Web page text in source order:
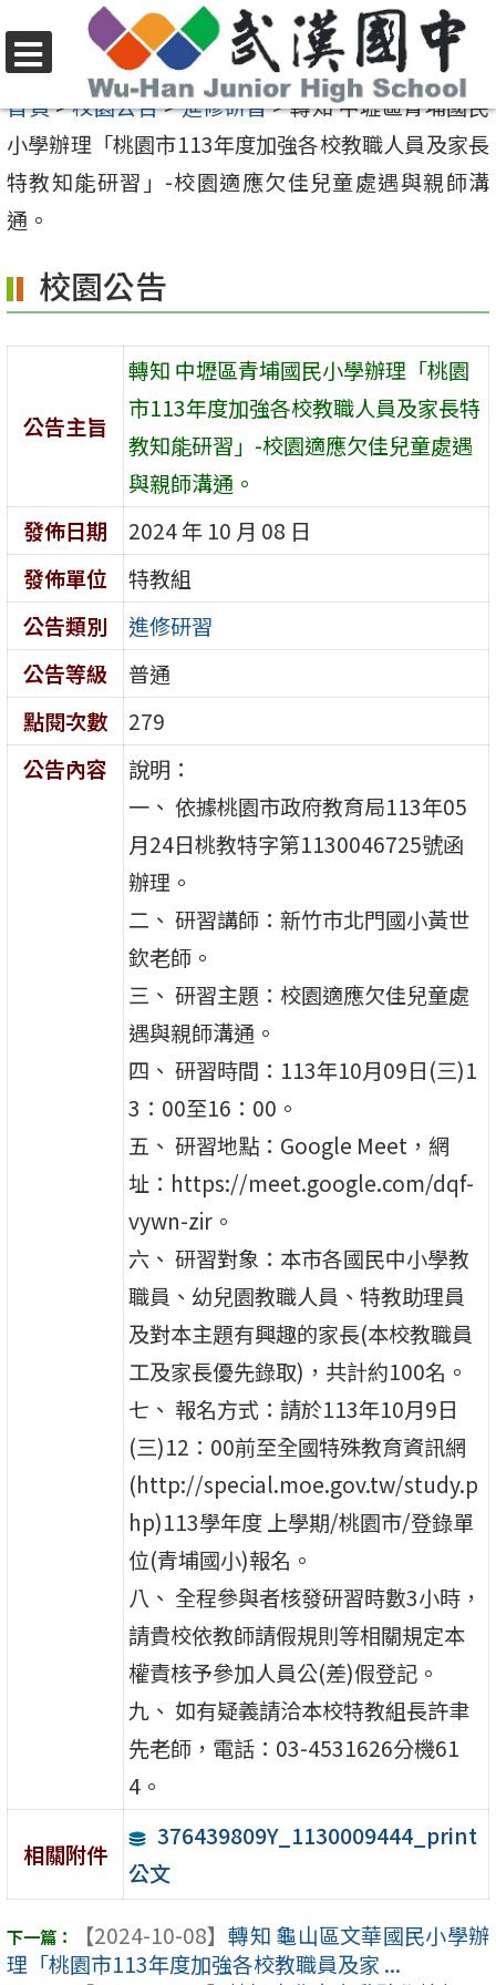
至
要
內
容
選
單
首頁>校園公告>進修研習>轉知 中壢區青埔國民
小學辦理「桃園市113年度加強各校教職人員及家長
特教知能研習」-校園適應欠佳兒童處遇與親師溝
通。
校園公告
公告主旨
轉知 中壢區青埔國民小學辦理「桃園
市113年度加強各校教職人員及家長特
教知能研習」-校園適應欠佳兒童處遇
與親師溝通。
發佈日期
2024 年 10 月 08 日
發佈單位
特教組
公告類別
進修研習
公告等級
普通
點閱次數
279
公告內容
說明：
一、 依據桃園市政府教育局113年05
月24日桃教特字第1130046725號函
辦理。
二、 研習講師：新竹市北門國小黃世
欽老師。
三、 研習主題：校園適應欠佳兒童處
遇與親師溝通。
四、 研習時間：113年10月09日(三)1
3：00至16：00。
五、 研習地點：Google Meet，網
址：https://meet.google.com/dqf-
vywn-zir。
六、 研習對象：本市各國民中小學教
職員、幼兒園教職人員、特教助理員
及對本主題有興趣的家長(本校教職員
工及家長優先錄取)，共計約100名。
七、 報名方式：請於113年10月9日
(三)12：00前至全國特殊教育資訊網
(http://special.moe.gov.tw/study.p
hp)113學年度 上學期/桃園市/登錄單
位(青埔國小)報名。
八、 全程參與者核發研習時數3小時，
請貴校依教師請假規則等相關規定本
權責核予參加人員公(差)假登記。
九、 如有疑義請洽本校特教組長許聿
先老師，電話：03-4531626分機61
4。
相關附件
376439809Y_1130009444_print
公文
【2024-10-08】 轉知 龜山區文華國民小學辦
理「桃園市113年度加強各校教職員及家 ...